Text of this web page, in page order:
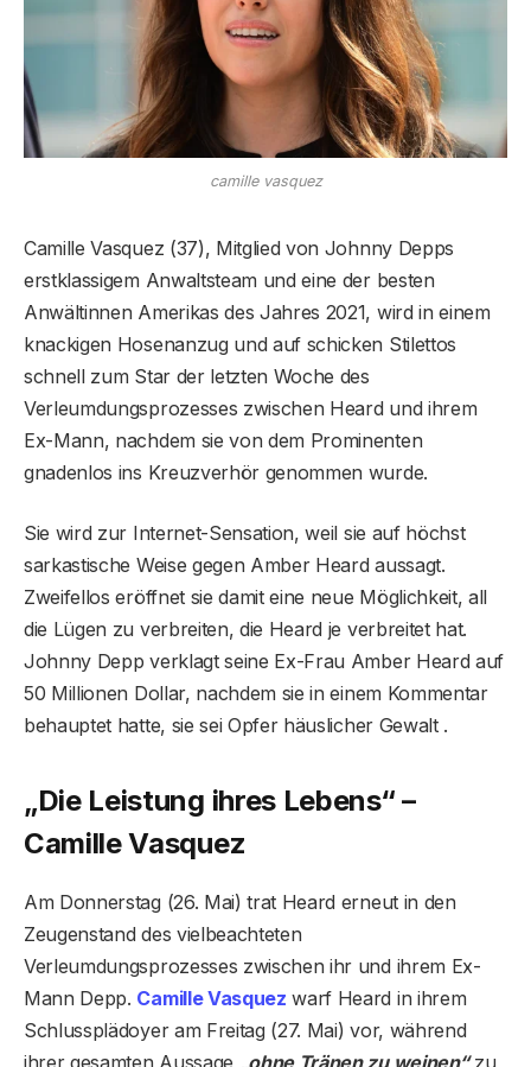
camille vasquez
Camille Vasquez (37), Mitglied von Johnny Depps
erstklassigem Anwaltsteam und eine der besten
Anwältinnen Amerikas des Jahres 2021, wird in einem
knackigen Hosenanzug und auf schicken Stilettos
schnell zum Star der letzten Woche des
Verleumdungsprozesses zwischen Heard und ihrem
Ex-Mann, nachdem sie von dem Prominenten
gnadenlos ins Kreuzverhör genommen wurde.
Sie wird zur Internet-Sensation, weil sie auf höchst
sarkastische Weise gegen Amber Heard aussagt.
Zweifellos eröffnet sie damit eine neue Möglichkeit, all
die Lügen zu verbreiten, die Heard je verbreitet hat.
Johnny Depp verklagt seine Ex-Frau Amber Heard auf
50 Millionen Dollar, nachdem sie in einem Kommentar
behauptet hatte, sie sei Opfer häuslicher Gewalt .
„Die Leistung ihres Lebens“ –
Camille Vasquez
Am Donnerstag (26. Mai) trat Heard erneut in den
Zeugenstand des vielbeachteten
Verleumdungsprozesses zwischen ihr und ihrem Ex-
Mann Depp. Camille Vasquez warf Heard in ihrem
Schlussplädoyer am Freitag (27. Mai) vor, während